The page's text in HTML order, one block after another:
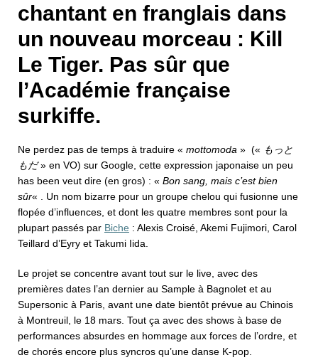
chantant en franglais dans
un nouveau morceau : Kill
Le Tiger. Pas sûr que
l’Académie française
surkiffe.
Ne perdez pas de temps à traduire « mottomoda » (« もっと
もだ» en VO) sur Google, cette expression japonaise un peu
has been veut dire (en gros) : « Bon sang, mais c’est bien
sûr« . Un nom bizarre pour un groupe chelou qui fusionne une
flopée d’influences, et dont les quatre membres sont pour la
plupart passés par Biche : Alexis Croisé, Akemi Fujimori, Carol
Teillard d’Eyry et Takumi Iida.
Le projet se concentre avant tout sur le live, avec des
premières dates l’an dernier au Sample à Bagnolet et au
Supersonic à Paris, avant une date bientôt prévue au Chinois
à Montreuil, le 18 mars. Tout ça avec des shows à base de
performances absurdes en hommage aux forces de l’ordre, et
de chorés encore plus syncros qu’une danse K-pop.